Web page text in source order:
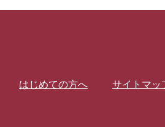
はじめての方へ サイトマッ